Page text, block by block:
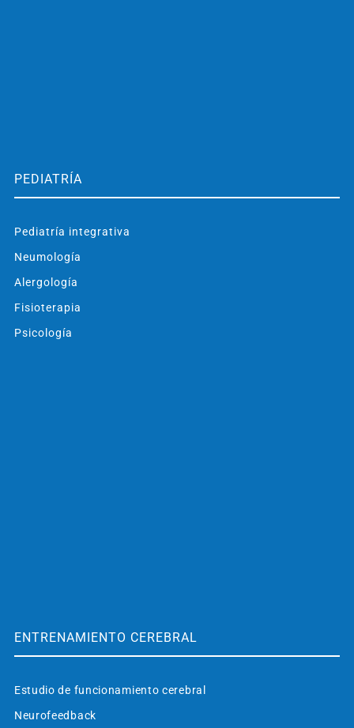
PEDIATRÍA
Pediatría integrativa
Neumología
Alergología
Fisioterapia
Psicología
ENTRENAMIENTO CEREBRAL
Estudio de funcionamiento cerebral
Neurofeedback